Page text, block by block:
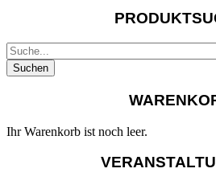
Ihr Warenkorb ist noch leer.